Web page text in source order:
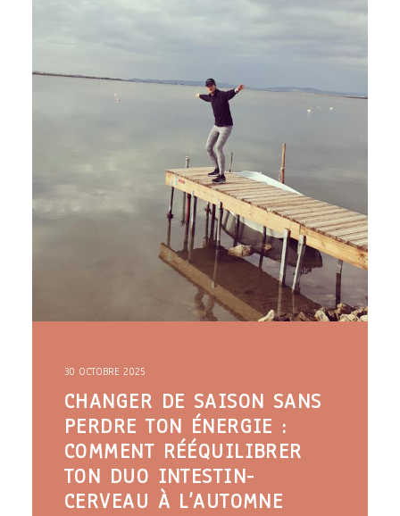
30 OCTOBRE 2025
CHANGER DE SAISON SANS
PERDRE TON ÉNERGIE :
COMMENT RÉÉQUILIBRER
TON DUO INTESTIN-
CERVEAU À L’AUTOMNE